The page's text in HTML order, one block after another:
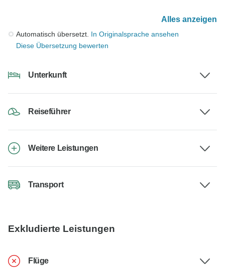
Alles anzeigen
Automatisch übersetzt. In Originalsprache ansehen
Diese Übersetzung bewerten
Unterkunft
Reiseführer
Weitere Leistungen
Transport
Exkludierte Leistungen
Flüge